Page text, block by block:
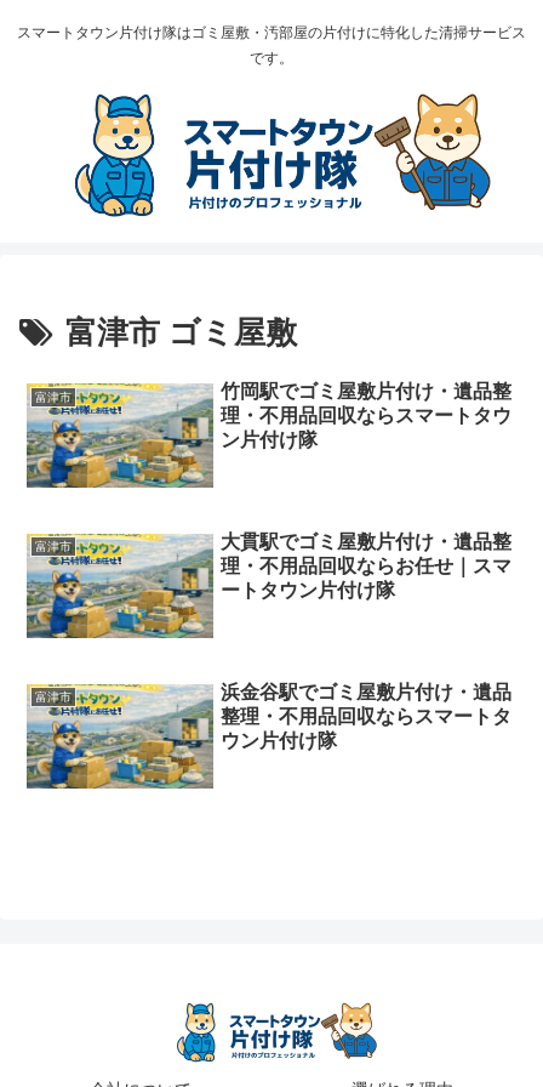
スマートタウン片付け隊はゴミ屋敷・汚部屋の片付けに特化した清掃サービス
です。
富津市 ゴミ屋敷
富津市
竹岡駅でゴミ屋敷片付け・遺品整
理・不用品回収ならスマートタウ
ン片付け隊
富津市
大貫駅でゴミ屋敷片付け・遺品整
理・不用品回収ならお任せ｜スマ
ートタウン片付け隊
富津市
浜金谷駅でゴミ屋敷片付け・遺品
整理・不用品回収ならスマートタ
ウン片付け隊